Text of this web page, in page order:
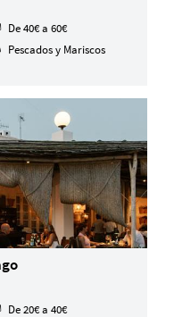
De 40€ a 60€
Pescados y Mariscos
De 20€ a 40€